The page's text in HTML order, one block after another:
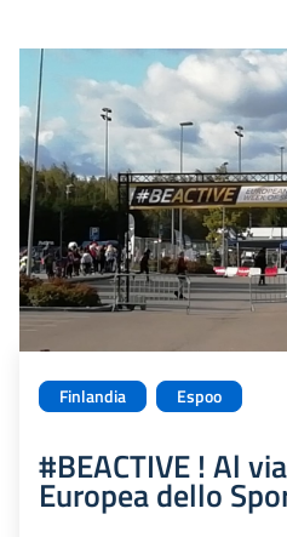
Finlandia Espoo
#BEACTIVE ! Al
Europea dello